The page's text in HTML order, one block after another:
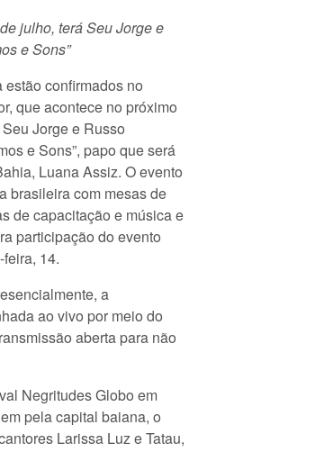
julho, terá Seu Jorge e
e Sons”
confirmados no
que acontece no próximo
Jorge e Russo
e Sons”, papo que será
Luana Assiz. O evento
brasileira com mesas de
de capacitação e música e
participação do evento
14.
a
ao vivo por meio do
aberta para não
Negritudes Globo em
pela capital baiana, o
Larissa Luz e Tatau,